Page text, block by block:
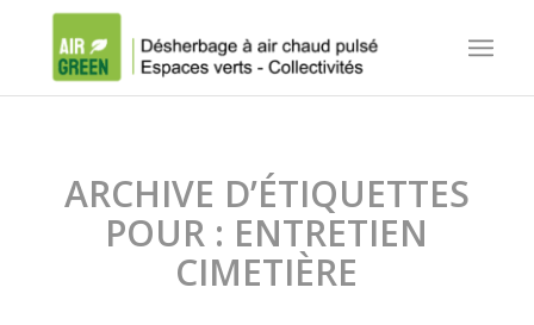
ARCHIVE D’ÉTIQUETTES
POUR : ENTRETIEN
CIMETIÈRE